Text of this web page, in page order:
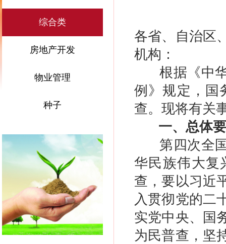
综合类
房地产开发
物业管理
种子
各省、自治区
机构：
根据《中华
例》规定，国
查。现将有关
一、总体
第四次全
华民族伟大复
查，要以习近
入贯彻党的二
实党中央、国
为民普查，坚